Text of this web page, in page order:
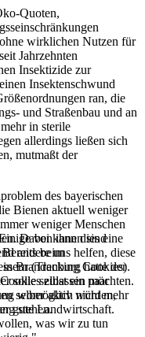
Quoten,
wirklichen Nutzen für
Jahrzehnten
Insektizide zur
Insektenschwund
ran, die
und Straßenbau und an
in sterile
allerdings ließen sich
mutmaßt der
des bayerischen
Bienen aktuell weniger
weniger Menschen
Dabei kann dies eine
beim
Brandenburg hatte der
solle selbst ein paar
selber aktiv würden,
gute Landwirtschaft.
was wir zu tun
von ihnen sind
andere uns helfen, diese
(Tracking Cookies).
zulassen möchten.
womöglich nicht mehr
stehen.